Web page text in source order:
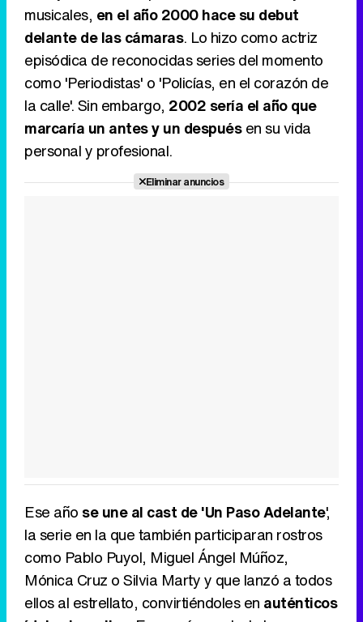
musicales, en el año 2000 hace su debut
delante de las cámaras. Lo hizo como actriz
episódica de reconocidas series del momento
como 'Periodistas' o 'Policías, en el corazón de
la calle'. Sin embargo, 2002 sería el año que
marcaría un antes y un despuésen su vida
personal y profesional.
Eliminar anuncios
Ese año se une al cast de 'Un Paso Adelante',
la serie en la que también participaran rostros
como Pablo Puyol, Miguel Ángel Múñoz,
Mónica Cruz o Silvia Marty y que lanzó a todos
ellos al estrellato, convirtiéndoles en auténticos